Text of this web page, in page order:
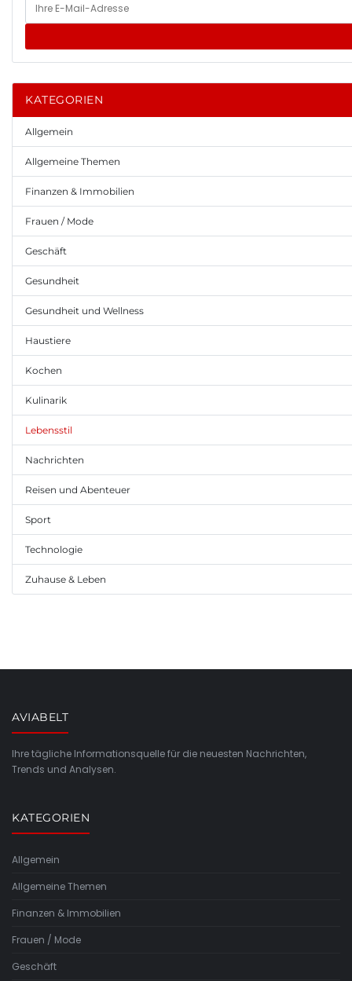
KATEGORIEN
Allgemein
Allgemeine Themen
Finanzen & Immobilien
Frauen / Mode
Geschäft
Gesundheit
Gesundheit und Wellness
Haustiere
Kochen
Kulinarik
Lebensstil
Nachrichten
Reisen und Abenteuer
Sport
Technologie
Zuhause & Leben
AVIABELT
Ihre tägliche Informationsquelle für die neuesten Nachrichten,
Trends und Analysen.
KATEGORIEN
Allgemein
Allgemeine Themen
Finanzen & Immobilien
Frauen / Mode
Geschäft